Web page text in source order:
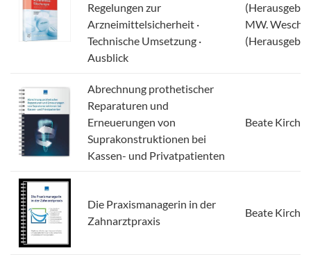
Regelungen zur
Arzneimittelsicherheit ·
Technische Umsetzung ·
Ausblick
MW. Wesch
Abrechnung prothetischer
Reparaturen und
Erneuerungen von
Suprakonstruktionen bei
Kassen- und Privatpatienten
Beate Kirch
Die Praxismanagerin in der
Zahnarztpraxis
Beate Kirch